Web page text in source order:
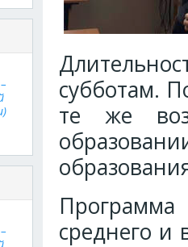
субботам.
те же
среднего и